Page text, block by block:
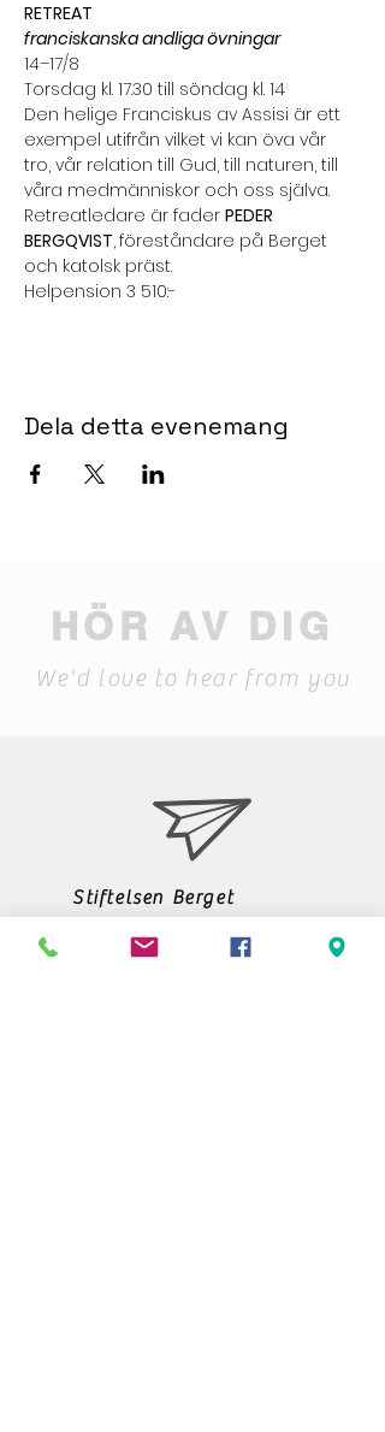
RETREAT
franciskanska andliga övningar
14–17/8
Torsdag kl. 17.30 till söndag kl. 14
Den helige Franciskus av Assisi är ett
exempel utifrån vilket vi kan öva vår
tro, vår relation till Gud, till naturen, till
våra medmänniskor och oss själva.
Retreatledare är fader PEDER
BERGQVIST,föreståndare på Berget
och katolsk präst.
Helpension 3 510:-
Dela detta evenemang
HÖR AV DIG
We'd love to hear from you
Stiftelsen Berget
795 91 RÄTTVIK